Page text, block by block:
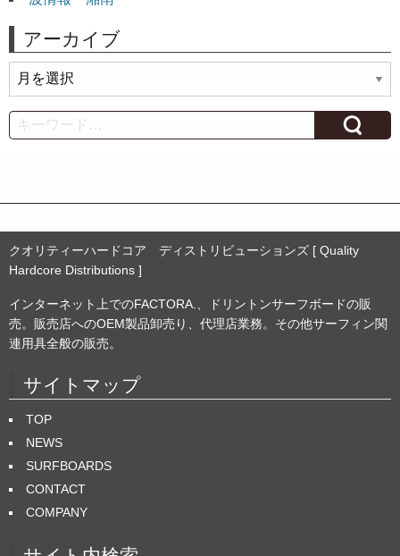
アーカイブ
ー
カ
イ
Search
クオリティーハードコア ディストリビューションズ [ Quality
Hardcore Distributions ]
インターネット上でのFACTORA.、ドリントンサーフボードの販
売。販売店へのOEM製品卸売り、代理店業務。その他サーフィン関
連用具全般の販売。
サイトマップ
TOP
NEWS
SURFBOARDS
CONTACT
COMPANY